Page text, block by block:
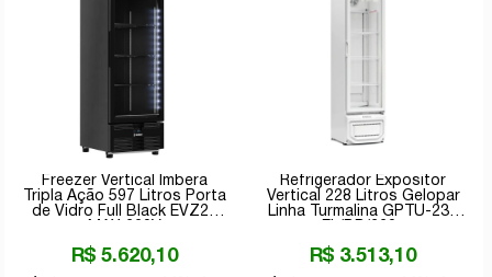
Freezer Vertical Imbera
Tripla Ação 597 Litros Porta
de Vidro Full Black EVZ21
R$ 5.620,10
Refrigerador Expositor
Vertical 228 Litros Gelopar
Linha Turmalina GPTU-230
R$ 3.513,10